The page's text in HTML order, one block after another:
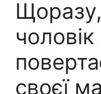
чоловік
своєї